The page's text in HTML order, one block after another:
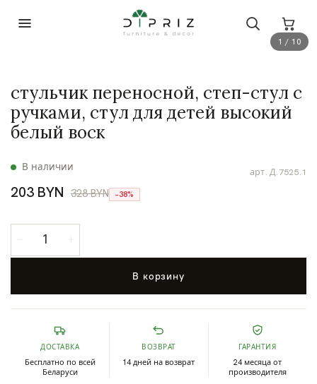
1 / 10
арт. Д.7525.1
В наличии
стульчик переносной, степ-стул с
ручками, стул для детей высокий
белый воск
203 BYN 328 BYN −38%
В корзину
ДОСТАВКА
Бесплатно по всей
Беларуси
ВОЗВРАТ
14 дней на возврат
ГАРАНТИЯ
24 месяца от
производителя